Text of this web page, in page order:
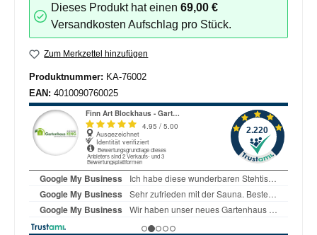
Dieses Produkt hat einen69,00 €
Versandkosten Aufschlag pro Stück.
Zum Merkzettel hinzufügen
Produktnummer: KA-76002
EAN: 4010090760025